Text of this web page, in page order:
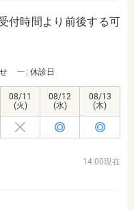
付時間より前後する可
: 休診日
08/11
(火)
08/12
(水)
08/13
(木)
14:00現在